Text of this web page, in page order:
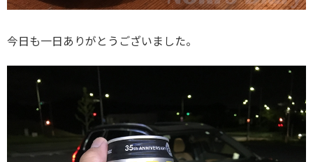
今日も一日ありがとうございました。